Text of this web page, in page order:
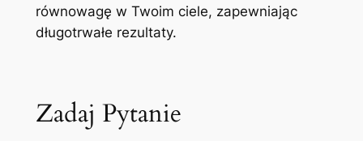
równowagę w Twoim ciele, zapewniając
długotrwałe rezultaty.
Zadaj Pytanie